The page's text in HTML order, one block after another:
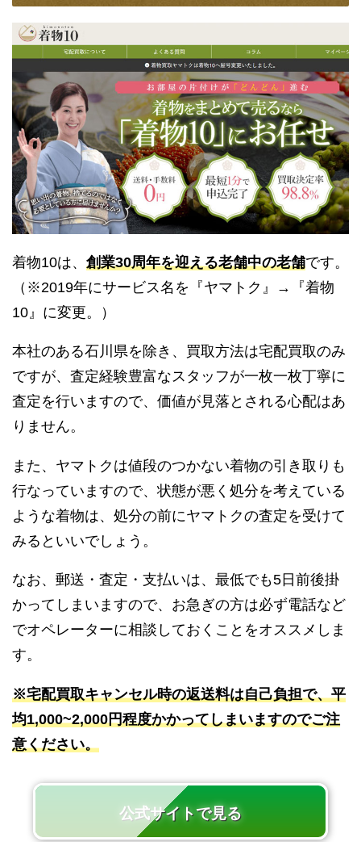
着物10は、 創業30周年を迎える老舗中の老舗です。
（※2019年にサービス名を『ヤマトク』→『着物
10』に変更。）
本社のある石川県を除き、買取方法は宅配買取のみ
ですが、査定経験豊富なスタッフが一枚一枚丁寧に
査定を行いますので、価値が見落とされる心配はあ
りません。
また、ヤマトクは値段のつかない着物の引き取りも
行なっていますので、状態が悪く処分を考えている
ような着物は、処分の前にヤマトクの査定を受けて
みるといいでしょう。
なお、郵送・査定・支払いは、最低でも5日前後掛
かってしまいますので、お急ぎの方は必ず電話など
でオペレーターに相談しておくことをオススメしま
す。
※宅配買取キャンセル時の返送料は自己負担で、平
均1,000~2,000円程度かかってしまいますのでご注
意ください。
公式サイトで見る